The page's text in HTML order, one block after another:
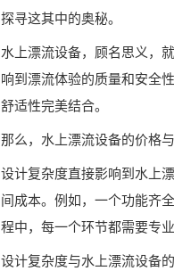
探寻这其中的奥秘。
水上漂流设备，顾名思义，
响到漂流体验的质量和安全
舒适性完美结合。
那么，水上漂流设备的价格
设计复杂度直接影响到水上
间成本。例如，一个功能齐
程中，每一个环节都需要专
设计复杂度与水上漂流设备